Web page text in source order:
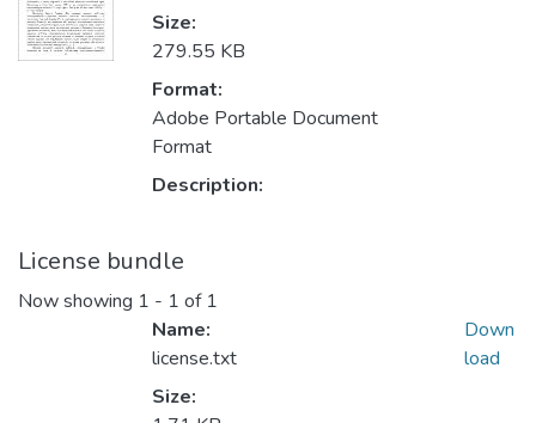
Size:
279.55 KB
Format:
Adobe Portable Document
Format
Description:
License bundle
Now showing 1 - 1 of 1
Name:
license.txt
Size:
Down
load